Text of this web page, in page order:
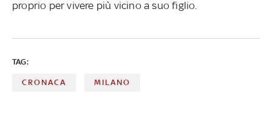
proprio per vivere più vicino a suo figlio.
TAG:
CRONACA MILANO